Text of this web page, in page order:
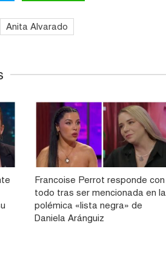
Anita Alvarado
Francoise Perrot responde con
todo tras ser mencionada en la
polémica «lista negra» de
Daniela Aránguiz